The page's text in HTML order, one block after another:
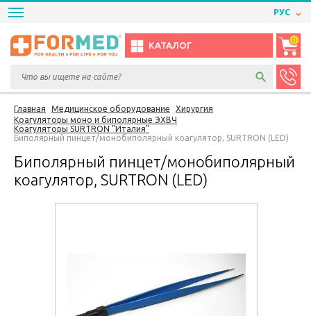
РУС
КАТАЛОГ
0
Главная Медицинское оборудование
Хирургия
Коагуляторы моно и биполярные ЭХВЧ
Коагуляторы SURTRON "Италия"
Биполярный пинцет/монобиполярный коагулятор, SURTRON (LED)
Биполярный пинцет/монобиполярный
коагулятор, SURTRON (LED)